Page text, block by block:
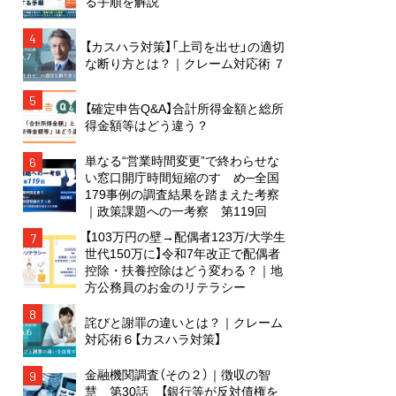
4
【カスハラ対策】「上司を出せ」の適切
な断り方とは？｜クレーム対応術 ７
5
【確定申告Q&A】合計所得金額と総所
得金額等はどう違う？
6
単なる“営業時間変更”で終わらせな
い窓口開庁時間短縮のすゝめ─全国
179事例の調査結果を踏まえた考察
｜政策課題への一考察 第119回
7
【103万円の壁→配偶者123万/大学生
世代150万に】令和7年改正で配偶者
控除・扶養控除はどう変わる？｜地
方公務員のお金のリテラシー
8
詫びと謝罪の違いとは？｜クレーム
対応術６【カスハラ対策】
9
金融機関調査（その２）｜徴収の智
慧 第30話 【銀行等が反対債権を